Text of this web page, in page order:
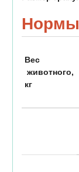
Нормы
Вес
животного,
кг